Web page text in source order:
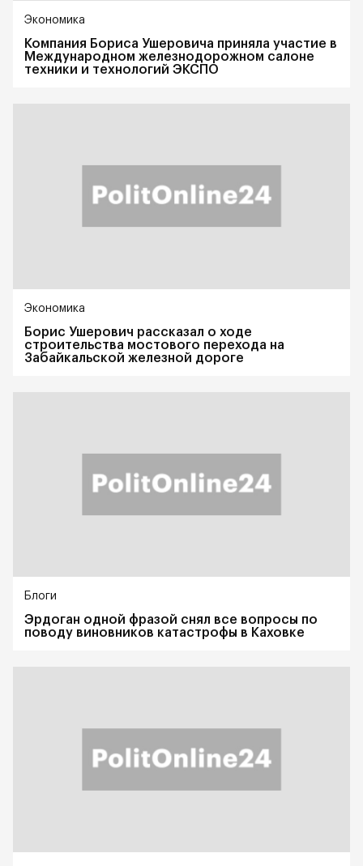
Экономика
Компания Бориса Ушеровича приняла участие в
Международном железнодорожном салоне
техники и технологий ЭКСПО
Экономика
Борис Ушерович рассказал о ходе
строительства мостового перехода на
Забайкальской железной дороге
Блоги
Эрдоган одной фразой снял все вопросы по
поводу виновников катастрофы в Каховке